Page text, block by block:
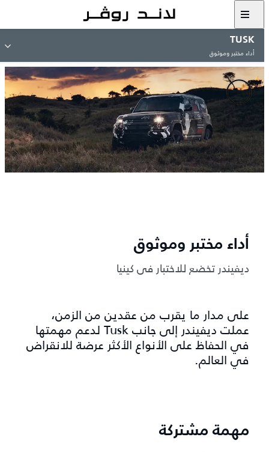
TUSK
أداء مختبر وموثوق
أداء مختبر وموثوق
ديفيندر تخضع للاختبار في كينيا
على مدار ما يقرب من عقدين من الزمن،
عملت ديفيندر إلى جانب Tusk لدعم مهمتها
في الحفاظ على الأنواع الأكثر عرضة للانقراض
في العالم.
مهمة مشتركة